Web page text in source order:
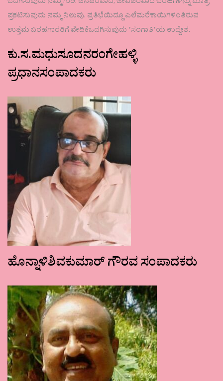
ಒದಗಿಸುವುದು ನಮ್ಮ ಗುರಿ. ಜನಪರವಾದ, ಜೀವಪರವಾದ ಬರಹಗಳನ್ನು ಮಾತ್ರ
ಪ್ರಕಟಿಸುವುದು ನಮ್ಮ ನಿಲುವು. ಪ್ರತಿಭೆಯಿದ್ದೂ ಎಲೆಮರೆಕಾಯಿಗಳಂತಿರುವ
ಉತ್ತಮ ಬರಹಗಾರರಿಗೆ ವೇದಿಕೆಒದಗಿಸುವುದು ʼಸಂಗಾತಿʼಯ ಉದ್ದೇಶ.
ಕು.ಸ.ಮಧುಸೂದನರಂಗೇಹಳ್ಳಿ
ಪ್ರಧಾನಸಂಪಾದಕರು
ಹೊನ್ನಾಳಿಶಿವಕುಮಾರ್ ಗೌರವ ಸಂಪಾದಕರು